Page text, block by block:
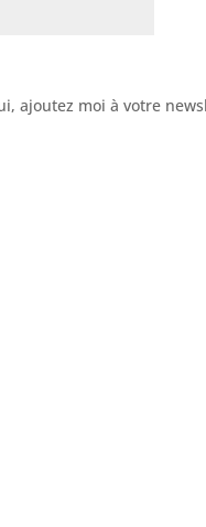
ajoutez moi à votre